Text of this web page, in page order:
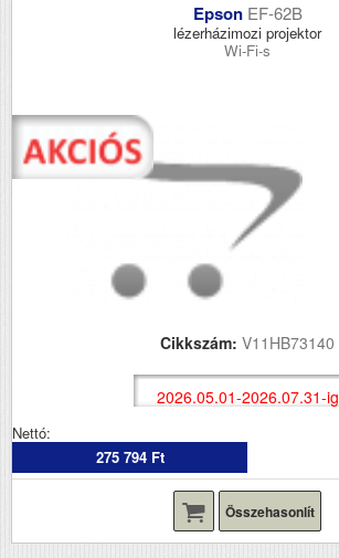
Epson EF-62B
lézerházimozi projektor
Wi-Fi-s
Cikkszám: V11HB73140
2026.05.01-2026.07.31-ig
Nettó:
275 794 Ft
Összehasonlít